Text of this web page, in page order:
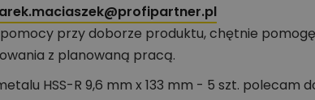
przy doborze produktu, chętnie
z planowaną pracą.
HSS-R 9,6 mm x 133 mm - 5 szt.